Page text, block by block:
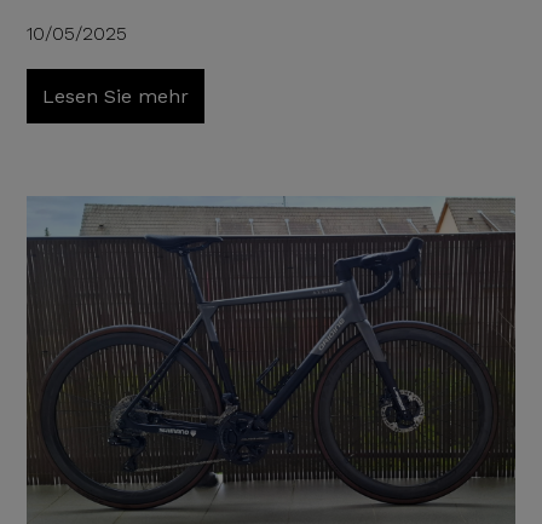
10/05/2025
Lesen Sie mehr